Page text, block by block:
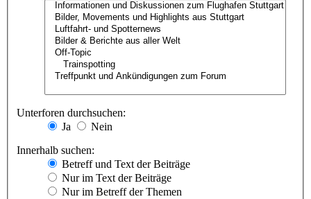
Unterforen durchsuchen:
Ja
Nein
Innerhalb suchen:
Betreff und Text der Beiträge
Nur im Text der Beiträge
Nur im Betreff der Themen